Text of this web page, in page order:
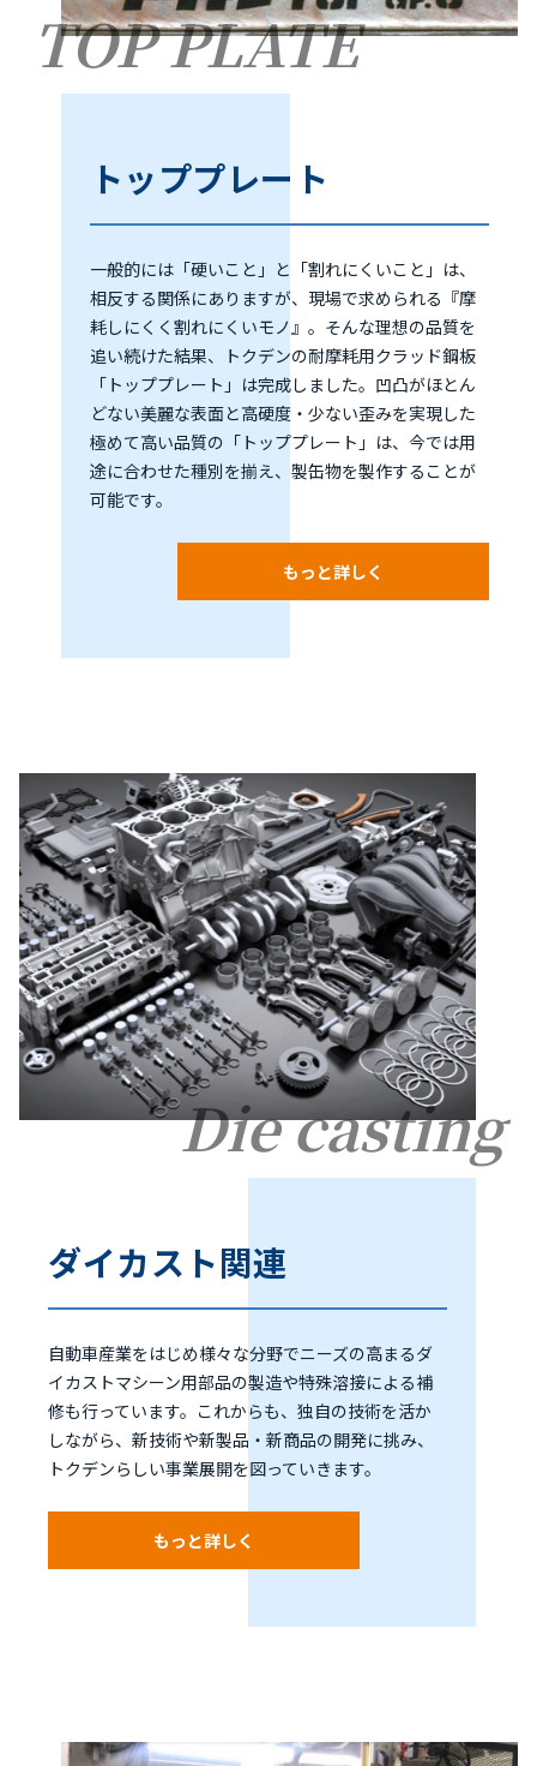
TOP PLATE
トッププレート
一般的には「硬いこと」と「割れにくいこと」は、
相反する関係にありますが、現場で求められる『摩
耗しにくく割れにくいモノ』。そんな理想の品質を
追い続けた結果、トクデンの耐摩耗用クラッド鋼板
「トッププレート」は完成しました。凹凸がほとん
どない美麗な表面と高硬度・少ない歪みを実現した
極めて高い品質の「トッププレート」は、今では用
途に合わせた種別を揃え、製缶物を製作することが
可能です。
もっと詳しく
Die casting
ダイカスト関連
自動車産業をはじめ様々な分野でニーズの高まるダ
イカストマシーン用部品の製造や特殊溶接による補
修も行っています。これからも、独自の技術を活か
しながら、新技術や新製品・新商品の開発に挑み、
トクデンらしい事業展開を図っていきます。
もっと詳しく